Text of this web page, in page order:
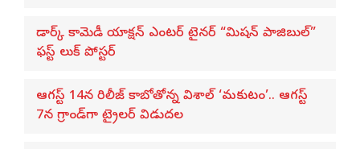
డార్క్ కామెడీ యాక్షన్ ఎంటర్ టైనర్ “మిషన్ పాజిబుల్”
ఫస్ట్ లుక్ పోస్టర్
ఆగస్ట్ 14న రిలీజ్ కాబోతోన్న విశాల్ ‘మకుటం’.. ఆగస్ట్
7న గ్రాండ్‌గా ట్రైలర్ విడుదల